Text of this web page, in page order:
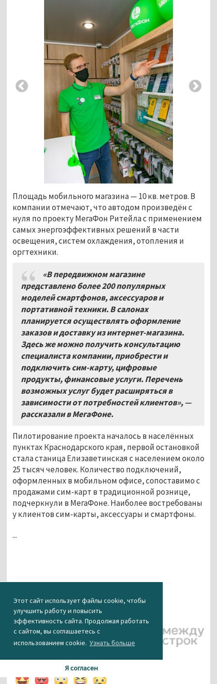
Этот сайт использует файлы cookie, чтобы
улучшить работу и повысить
эффективность сайта. Продолжая работать
с сайтом, вы соглашаетесь с
использованием cookie. Узнать больше
Я согласен
Площадь мобильного магазина— 10 кв. метров. В
компании отмечают, что автодом произведён с
нуля по проекту МегаФон Ритейла с применением
самых энергоэффективных решений в части
освещения, систем охлаждения, отопления и
оргтехники.
«В передвижном магазине
представлено более 200 популярных
моделей смартфонов, аксессуаров и
портативной техники. В салонах
планируется осуществлять оформление
заказов и доставку из интернет-магазина.
Здесь же можно получить консультацию
специалиста компании, приобрести и
подключить сим-карту, цифровые
продукты, финансовые услуги. Перечень
возможных услуг будет расширяться в
зависимости от потребностей клиентов», —
рассказали в МегаФоне.
Пилотирование проекта началось в населённых
пунктах Краснодарского края, первой остановкой
стала станица Елизаветинская с населением около
25 тысяч человек. Количество подключений,
оформленных в мобильном офисе, сопоставимо с
продажами сим-карт в традиционной рознице,
подчеркнули в МегаФоне. Наиболее востребованы
у клиентов сим-карты, аксессуары и смартфоны.
...
Партнёрский
материал
КАК ВАМ НОВОСТЬ?